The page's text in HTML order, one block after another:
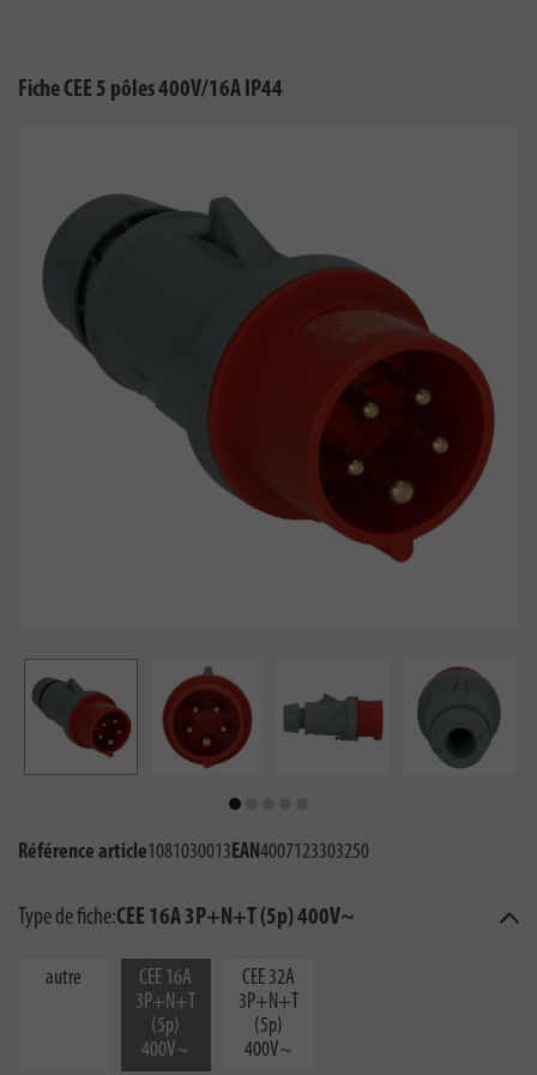
Fiche CEE 5 pôles 400V/16A IP44
Référence article1081030013EAN4007123303250
Type de fiche:CEE 16A 3P+N+T (5p) 400V~
autre
CEE 16A
3P+N+T
(5p)
400V~
CEE 32A
3P+N+T
(5p)
400V~